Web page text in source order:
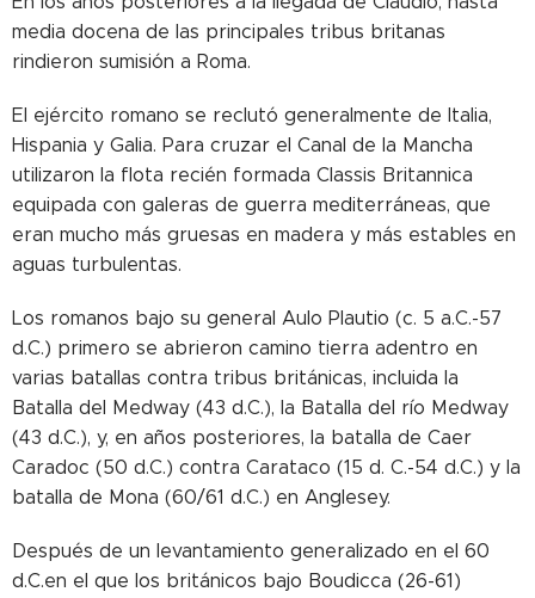
media docena de las principales tribus britanas
rindieron sumisión a Roma.
El ejército romano se reclutó generalmente de Italia,
Hispania y Galia. Para cruzar el Canal de la Mancha
utilizaron la flota recién formada Classis Britannica
equipada con galeras de guerra mediterráneas, que
eran mucho más gruesas en madera y más estables en
aguas turbulentas.
Los romanos bajo su general Aulo Plautio (c. 5 a.C.-57
d.C.) primero se abrieron camino tierra adentro en
varias batallas contra tribus británicas, incluida la
Batalla del Medway (43 d.C.), la Batalla del río Medway
(43 d.C.), y, en años posteriores, la batalla de Caer
Caradoc (50 d.C.) contra Carataco (15 d. C.-54 d.C.) y la
batalla de Mona (60/61 d.C.) en Anglesey.
Después de un levantamiento generalizado en el 60
d.C.en el que los británicos bajo Boudicca (26-61)